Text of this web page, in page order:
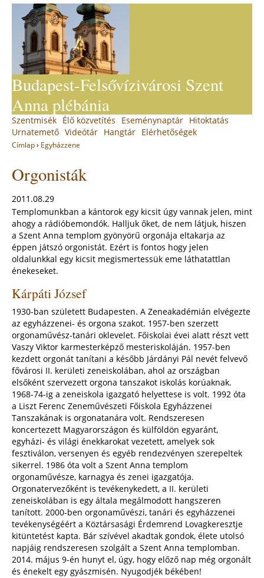
navigation
Budapest-Felsővízivárosi Szent
Anna plébánia
are
here
Címlap› Egyházzene
to
top
Orgonisták
2011.08.29
Templomunkban a kántorok egy kicsit úgy vannak jelen, mint
ahogy a rádióbemondók. Halljuk őket, de nem látjuk, hiszen
a Szent Anna templom gyönyörű orgonája eltakarja az
éppen játszó orgonistát. Ezért is fontos hogy jelen
oldalunkkal egy kicsit megismertessük eme láthatattlan
énekeseket.
Kárpáti József
1930-ban született Budapesten. A Zeneakadémián elvégezte
az egyházzenei- és orgona szakot. 1957-ben szerzett
orgonaművész-tanári oklevelet. Főiskolai évei alatt részt vett
Vaszy Viktor karmesterképző mesteriskoláján. 1957-ben
kezdett orgonát tanítani a később Járdányi Pál nevét felvevő
fővárosi II. kerületi zeneiskolában, ahol az országban
elsőként szervezett orgona tanszakot iskolás korúaknak.
1968-74-ig a zeneiskola igazgató helyettese is volt. 1992 óta
a Liszt Ferenc Zeneművészeti Főiskola Egyházzenei
Tanszakának is orgonatanára volt. Rendszeresen
koncertezett Magyarországon és külföldön egyaránt,
egyházi- és világi énekkarokat vezetett, amelyek sok
fesztiválon, versenyen és egyéb rendezvényen szerepeltek
sikerrel. 1986 óta volt a Szent Anna templom
orgonaművésze, karnagya és zenei igazgatója.
Orgonatervezőként is tevékenykedett, a II. kerületi
zeneiskolában is egy általa megálmodott hangszeren
tanított. 2000-ben orgonaművészi, tanári és egyházzenei
tevékenységéért a Köztársasági Érdemrend Lovagkeresztje
kitüntetést kapta. Bár szívével akadtak gondok, élete utolsó
napjáig rendszeresen szolgált a Szent Anna templomban.
2014. május 9-én hunyt el, úgy, hogy előző nap még orgonált
és énekelt egy gyászmisén. Nyugodjék békében!
Back
to
top
Main
menu
Szentmisék Élő közvetítés Eseménynaptár Hitoktatás
Urnatemető Videótár Hangtár Elérhetőségek